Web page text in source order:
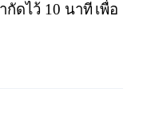
กัดไว้ 10 นาที เพื่อ